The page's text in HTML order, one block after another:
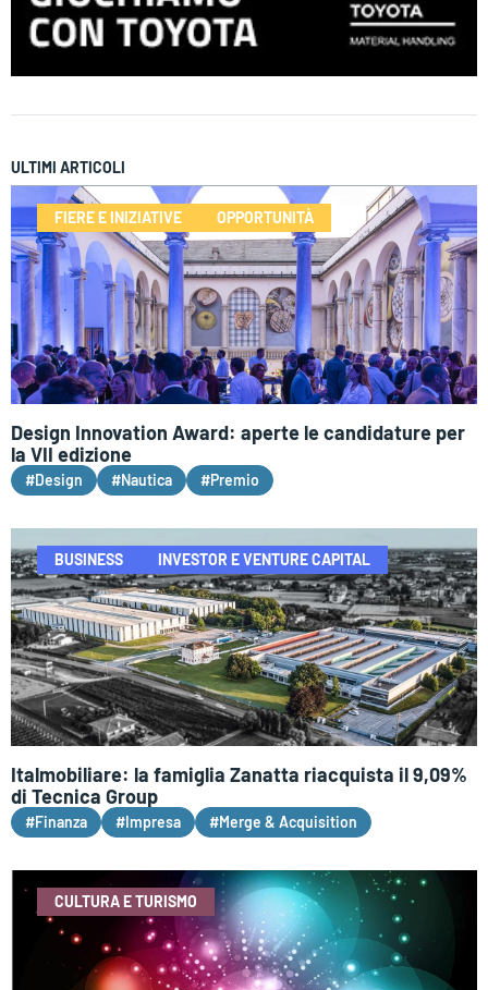
ULTIMI ARTICOLI
FIERE E INIZIATIVE OPPORTUNITÀ
Design Innovation Award: aperte le candidature per
la VII edizione
#Design #Nautica #Premio
BUSINESS INVESTOR E VENTURE CAPITAL
Italmobiliare: la famiglia Zanatta riacquista il 9,09%
di Tecnica Group
#Finanza #Impresa #Merge & Acquisition
CULTURA E TURISMO